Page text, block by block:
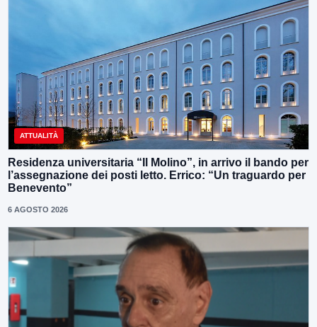
ATTUALITÀ
Residenza universitaria “Il Molino”, in arrivo il bando per
l’assegnazione dei posti letto. Errico: “Un traguardo per
Benevento”
6 AGOSTO 2026